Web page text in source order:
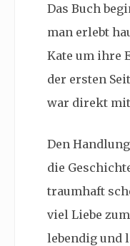
Das Buch
man erlebt
Kate um ihre
der ersten
war direkt
Den
die
traumhaft
viel Liebe
lebendig und